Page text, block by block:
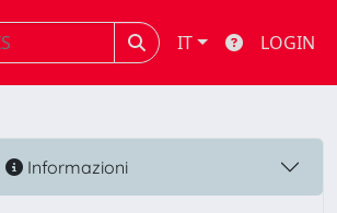
IT LOGIN
Informazioni